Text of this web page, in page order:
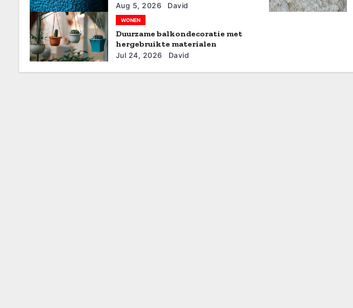
i
g
a
t
Aug 5, 2026 David
WONEN
Duurzame balkondecoratie met
hergebruikte materialen
Jul 24, 2026 David